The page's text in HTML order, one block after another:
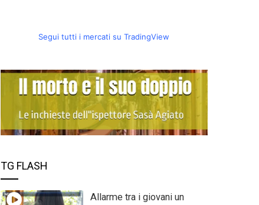
Segui tutti i mercati su TradingView
TG FLASH
Allarme tra i giovani un